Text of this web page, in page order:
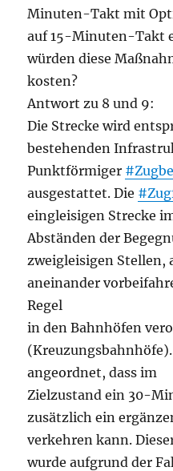
Minuten-Takt mit
auf 15-Minuten-Takt
würden diese
kosten?
Antwort zu 8 und 9:
Die Strecke wird
bestehenden
Punktförmiger
ausgestattet. Die
eingleisigen Strecke
Abständen der
zweigleisigen Stellen,
aneinander
Regel
in den Bahnhöfen
(Kreuzungsbahnhöfe).
angeordnet, dass im
Zielzustand ein 30-
zusätzlich ein
verkehren kann.
wurde aufgrund der